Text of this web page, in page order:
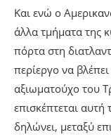
Και ενώ ο
άλλα τμήματα της
πόρτα στη
περίεργο να
αξιωματούχο του
επισκέπτεται αυτή
δηλώνει, μεταξύ